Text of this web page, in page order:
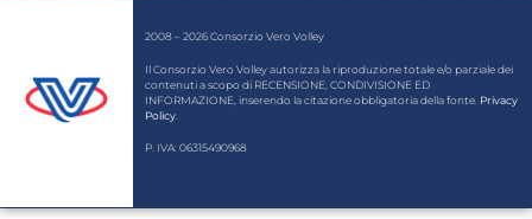
2008 – 2026 Consorzio Vero Volley
Il Consorzio Vero Volley autorizza la riproduzione totale e/o parziale dei
contenuti a scopo di RECENSIONE, CONDIVISIONE ED
INFORMAZIONE, inserendo la citazione obbligatoria della fonte. Privacy
Policy
P. IVA: 06315490968